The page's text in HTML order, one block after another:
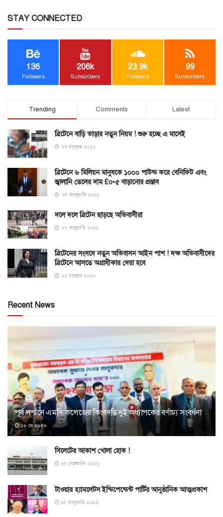
STAY CONNECTED
136
Followers
206k
Subscribers
23.9k
Followers
99
Subscribers
Trending Comments Latest
ব্রিটেনে বাড়ি ভাড়ার নতুন নিয়ম ! শুরু হচ্ছে এ মাসেই
১৬ নভেম্বর ২০২০
ব্রিটেনে ৬ মিলিয়ন মানুষকে ১০০০ পাউন্ড করে বেনিফিট এবং
জ্বালানি তেলের দাম £০•৫ বাড়ানোর প্রস্তাব
২৫ জানুয়ারি ২০২১
দলে দলে ব্রিটেন ছাড়ছে অভিবাসীরা
১৭ জানুয়ারি ২০২১
ব্রিটেনের সংসদে নতুন অভিবাসন আইন পাশ ! দক্ষ অভিবাসীদের
ব্রিটেনে আসতে অগ্রাধীকার দেয়া হবে
১২ নভেম্বর ২০২০
Recent News
পূর্ব লন্ডনে এমসি কলেজের কিংবদন্তি দুই অধ্যাপকের বর্ণাঢ্য সংবর্ধনা
১৮ মে ২০২৬
সিলেটের আকাশ খোলা হোক !
২৫ ফেব্রুয়ারি ২০২৬
টাওয়ার হ্যামলেটস ইন্ডিপেন্ডেন্ট পার্টির আনুষ্ঠানিক আত্মপ্রকাশ
১৫ জানুয়ারি ২০২৬